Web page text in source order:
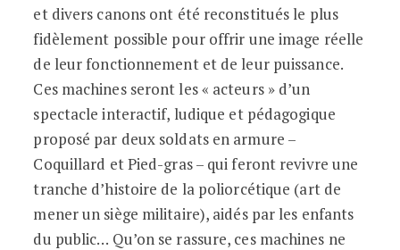
et divers canons ont été reconstitués le plus
fidèlement possible pour offrir une image réelle
de leur fonctionnement et de leur puissance.
Ces machines seront les « acteurs » d’un
spectacle interactif, ludique et pédagogique
proposé par deux soldats en armure –
Coquillard et Pied-gras – qui feront revivre une
tranche d’histoire de la poliorcétique (art de
mener un siège militaire), aidés par les enfants
du public… Qu’on se rassure, ces machines ne